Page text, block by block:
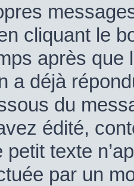
cliquant le
après que
a déjà
du
édité,
petit texte
par un